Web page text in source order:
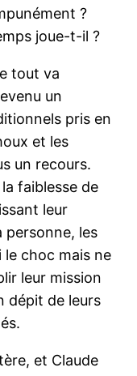
?
joue-t-il ?
tout va
un
pris en
et les
un recours.
faiblesse de
leur
personne, les
choc mais ne
leur mission
dépit de leurs
et Claude